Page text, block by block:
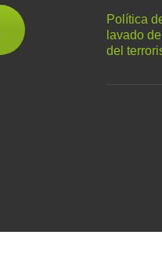
Política
lavado
del